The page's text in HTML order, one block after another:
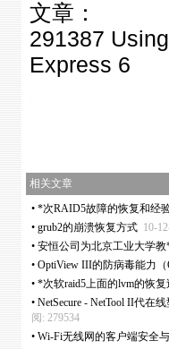
文章：
291387
Express 6
相关文章
• *次RAID5故障的恢复和经
• grub2的崩溃恢复方式 10-
• 安恒公司为北京工业大学教
• OptiView III的防病毒能力（
• *次软raid5上面的lvm的恢
• NetSecure - NetTool II代在
阅: 279534
• Wi-Fi无线网的客户端安全